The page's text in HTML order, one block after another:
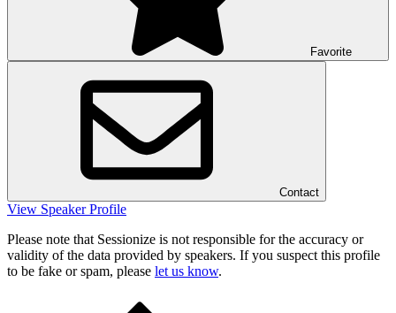
Favorite
Contact
View Speaker Profile
Please note that Sessionize is not responsible for the accuracy or
validity of the data provided by speakers. If you suspect this profile
to be fake or spam, please let us know.